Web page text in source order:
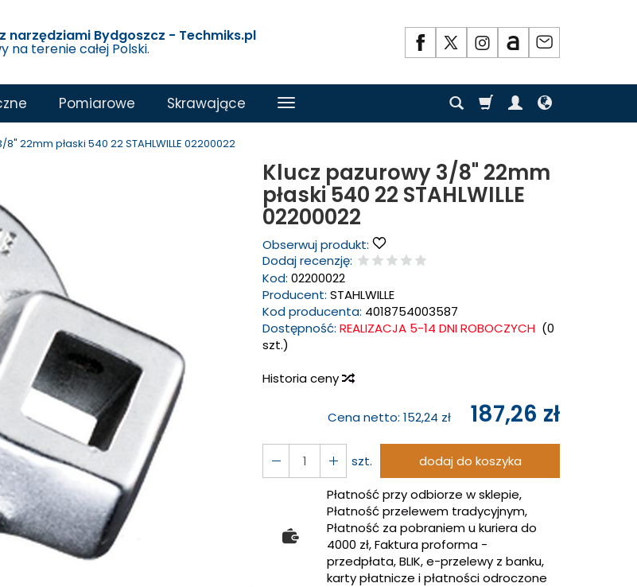
narzędziami Bydgoszcz - Techmiks.pl
na terenie całej Polski.
Pomiarowe Skrawające
22mm płaski 540 22 STAHLWILLE 02200022
Klucz pazurowy 3/8" 22mm
płaski 540 22 STAHLWILLE
02200022
Obserwuj produkt:
Dodaj recenzję:
Kod: 02200022
Producent: STAHLWILLE
Kod producenta: 4018754003587
Dostępność: REALIZACJA 5-14 DNI ROBOCZYCH (0
szt.)
Historia ceny
Cena netto: 152,24 zł 187,26 zł
szt.
dodaj do koszyka
Płatność przy odbiorze w sklepie,
Płatność przelewem tradycyjnym,
Płatność za pobraniem u kuriera do
4000 zł, Faktura proforma -
przedpłata, BLIK, e-przelewy z banku,
karty płatnicze i płatności odroczone